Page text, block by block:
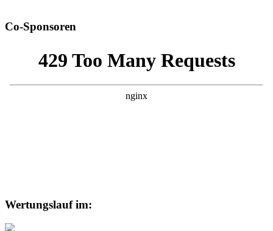
Co-Sponsoren
Wertungslauf im: